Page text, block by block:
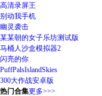
高清录屏王
别动我手机
幽灵袭击
某某朝的女子乐坊测试版
马桶人沙盒模拟器2
闪亮的你
PuffPalsIslandSkies
300大作战安卓版
热门合集更多>>>